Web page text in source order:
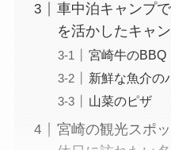
車中泊キャンプ
を活かしたキャ
宮崎牛のBBQ
新鮮な魚介の
山菜のピザ
宮崎の観光スポ